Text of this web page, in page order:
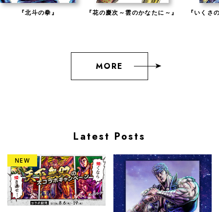
『北斗の拳』 『花の慶次～雲のかなたに～』 『いくさ
MORE
Latest Posts